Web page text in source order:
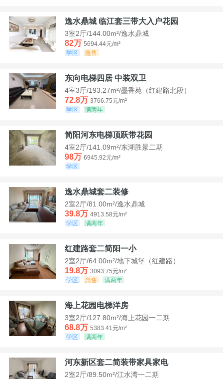
逸水鼎城 临江套三带大入户花园
3室2厅/144.00m²/逸水鼎城
82万 5694.44元/m²
学区
急售
东向电梯四居 中装双卫
4室3厅/193.27m²/墨香苑（红建路北段）
72.8万 3766.75元/m²
学区
满两年
简阳河东电梯顶跃带花园
4室2厅/141.09m²/东湖胜景二期
98万 6945.92元/m²
学区
逸水鼎城套二装修
2室2厅/81.00m²/逸水鼎城
39.8万 4913.58元/m²
学区
满两年
红建路套二简阳一小
2室2厅/64.00m²/地下城堡（红建路）
19.8万 3093.75元/m²
学区
急售 满两年
海上花园电梯洋房
3室2厅/127.80m²/海上花园一二期
68.8万 5383.41元/m²
学区
满两年
河东新区套二简装带家具家电
2室2厅/89.50m²/江水湾一二期